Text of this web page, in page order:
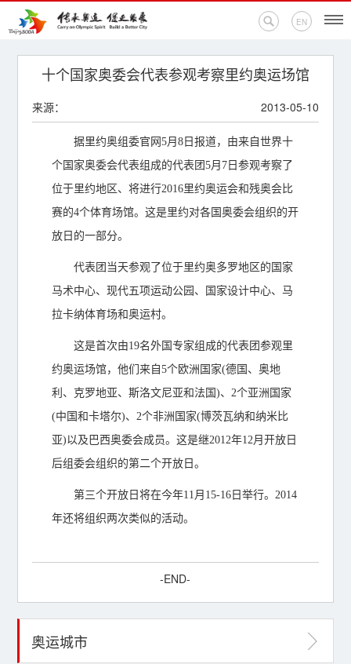
EN
首页
新闻中心
活动专题
奥运百科
奥促机构
奥运之家
联系我们
十个国家奥委会代表参观考察里约奥运场馆
来源： 2013-05-10
据里约奥组委官网5月8日报道，由来自世界十
个国家奥委会代表组成的代表团5月7日参观考察了
位于里约地区、将进行2016里约奥运会和残奥会比
赛的4个体育场馆。这是里约对各国奥委会组织的开
放日的一部分。
代表团当天参观了位于里约奥多罗地区的国家
马术中心、现代五项运动公园、国家设计中心、马
拉卡纳体育场和奥运村。
这是首次由19名外国专家组成的代表团参观里
约奥运场馆，他们来自5个欧洲国家(德国、奥地
利、克罗地亚、斯洛文尼亚和法国)、2个亚洲国家
(中国和卡塔尔)、2个非洲国家(博茨瓦纳和纳米比
亚)以及巴西奥委会成员。这是继2012年12月开放日
后组委会组织的第二个开放日。
第三个开放日将在今年11月15-16日举行。2014
年还将组织两次类似的活动。
-END-
奥运城市